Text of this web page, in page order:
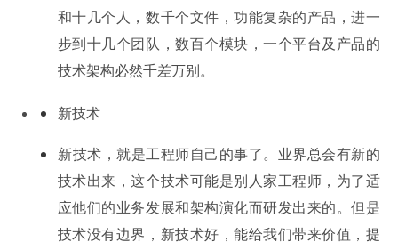
和十几个人，数千个文件，功能复杂的产品，进一
步到十几个团队，数百个模块，一个平台及产品的
技术架构必然千差万别。
新技术
新技术，就是工程师自己的事了。业界总会有新的
技术出来，这个技术可能是别人家工程师，为了适
应他们的业务发展和架构演化而研发出来的。但是
技术没有边界，新技术好，能给我们带来价值，提